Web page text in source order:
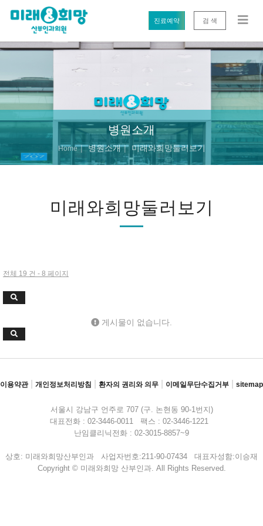
진료예약 검 색
병원소개
Home 병원소개 미래와희망둘러보기
미래와희망둘러보기
전체 19 건 - 8 페이지
게시물이 없습니다.
이용약관 개인정보처리방침 환자의 권리와 의무 이메일무단수집거부 sitemap
서울시 강남구 언주로 707 (구. 논현동 90-1번지)
대표전화 : 02-3446-0011 팩스 : 02-3446-1221
난임클리닉전화 : 02-3015-8857~9
상호: 미래와희망산부인과 사업자번호:211-90-07434 대표자성함:이승재
Copyright © 미래와희망 산부인과. All Rights Reserved.